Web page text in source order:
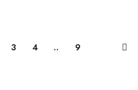
3 4 .. 9